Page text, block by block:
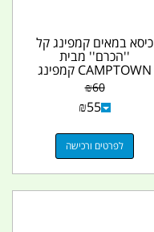
כיסא במאים קמפינג קל
''הכרם'' מבית
CAMPTOWN קמפינג
לייף
₪60
₪55
לפרטים ורכישה